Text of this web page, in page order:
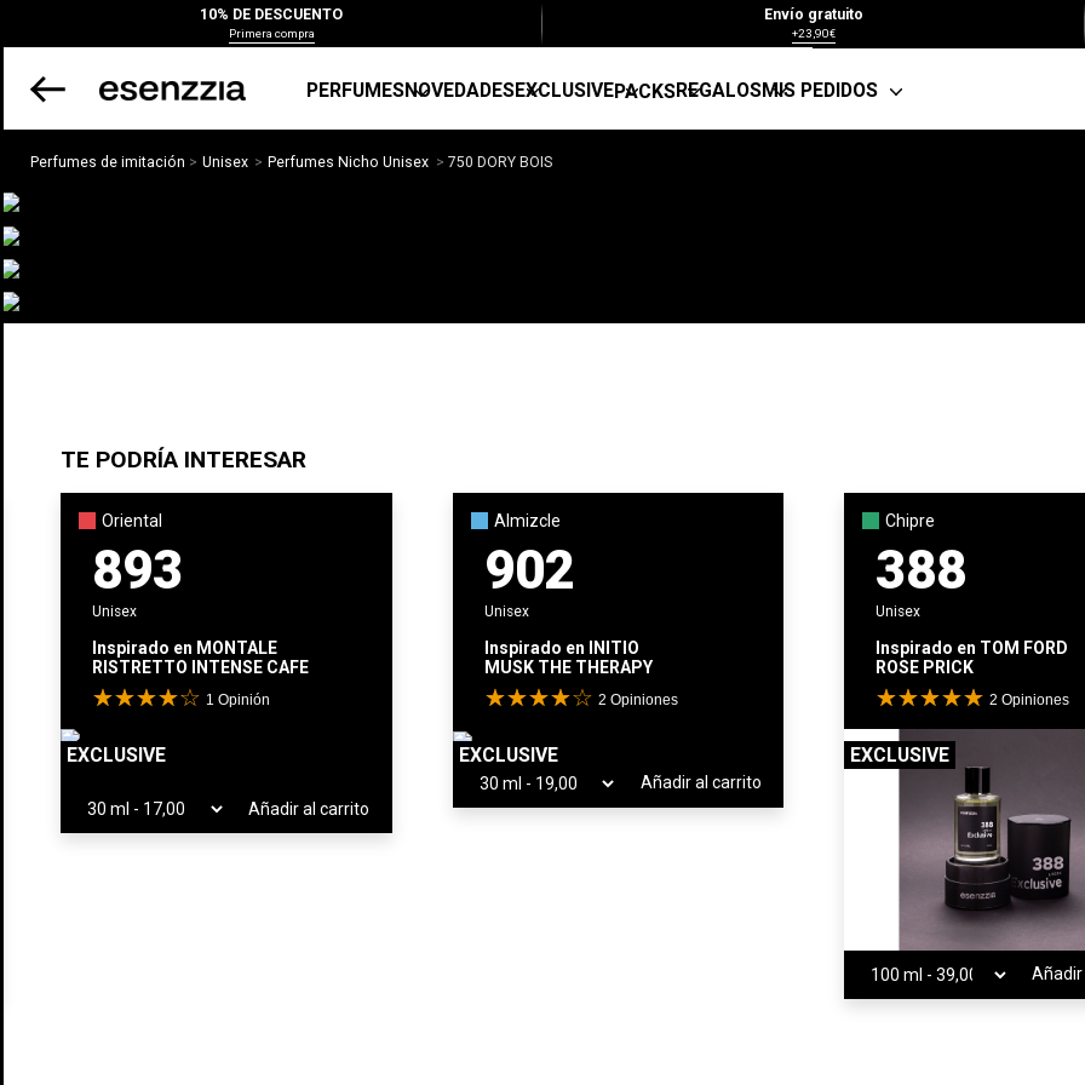
10% DE DESCUENTO
Primera compra
Envío gratuito
+23,90€
PERFUMESNOVEDADESEXCLUSIVEPACKSREGALOSMIS PEDIDOS
Perfumes de imitación Unisex Perfumes Nicho Unisex 750 DORY BOIS
TE PODRÍA INTERESAR
Oriental
893
Unisex
Inspirado en MONTALE
RISTRETTO INTENSE CAFE
1Opinión
EXCLUSIVE
Añadir al carrito
Almizcle
902
Unisex
Inspirado en INITIO
MUSK THE THERAPY
2 Opiniones
EXCLUSIVE
Añadir al carrito
Chipre
388
Unisex
Inspirado en TOM FORD
ROSE PRICK
2Opiniones
EXCLUSIVE